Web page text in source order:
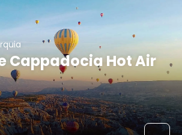
Cappadocia Hot Air